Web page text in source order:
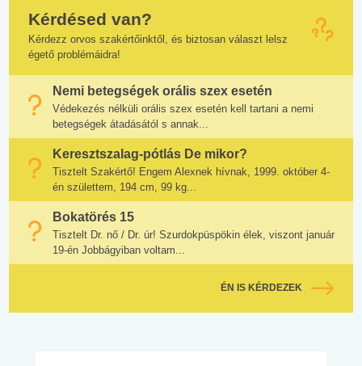
Kérdésed van?
Kérdezz orvos szakértőinktől, és biztosan választ lelsz
égető problémáidra!
Nemi betegségek orális szex esetén
Védekezés nélküli orális szex esetén kell tartani a nemi
betegségek átadásától s annak...
Keresztszalag-pótlás De mikor?
Tisztelt Szakértő! Engem Alexnek hívnak, 1999. október 4-
én születtem, 194 cm, 99 kg...
Bokatörés 15
Tisztelt Dr. nő / Dr. úr! Szurdokpüspökin élek, viszont január
19-én Jobbágyiban voltam...
ÉN IS KÉRDEZEK